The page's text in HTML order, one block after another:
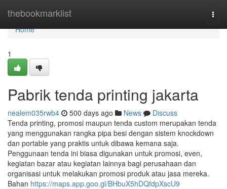
thebookmarklist
Home
Home
1
Pabrik tenda printing jakarta
nealem035rwb4 500 days ago News
Discuss
Tenda printing, promosi maupun tenda custom merupakan tenda
yang menggunakan rangka pipa besi dengan sistem knockdown
dan portable yang praktis untuk dibawa kemana saja.
Penggunaan tenda ini biasa digunakan untuk promosi, even,
kegiatan bazar atau kegiatan lainnya bagi perusahaan dan
organisasi untuk melakukan promosi produk atau jasa mereka.
Bahan https://maps.app.goo.gl/BHbuX5hDQfdpXscU9